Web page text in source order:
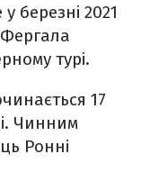
березні 2021
Фергала
турі.
17
Чинним
Ронні